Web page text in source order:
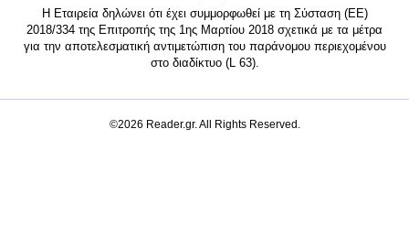
Η Εταιρεία δηλώνει ότι έχει συμμορφωθεί με τη Σύσταση (ΕΕ)
2018/334 της Επιτροπής της 1ης Μαρτίου 2018 σχετικά με τα μέτρα
για την αποτελεσματική αντιμετώπιση του παράνομου περιεχομένου
στο διαδίκτυο (L 63).
©2026 Reader.gr. All Rights Reserved.